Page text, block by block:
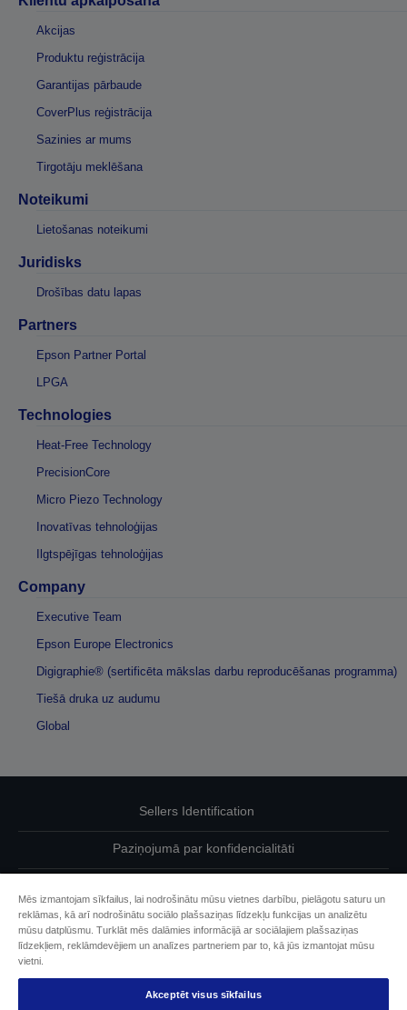
Akcijas
Produktu reģistrācija
Garantijas pārbaude
CoverPlus reģistrācija
Sazinies ar mums
Tirgotāju meklēšana
Noteikumi
Lietošanas noteikumi
Juridisks
Drošības datu lapas
Partners
Epson Partner Portal
LPGA
Technologies
Heat-Free Technology
PrecisionCore
Micro Piezo Technology
Inovatīvas tehnoloģijas
Ilgtspējīgas tehnoloģijas
Company
Executive Team
Epson Europe Electronics
Digigraphie® (sertificēta mākslas darbu reproducēšanas programma)
Tiešā druka uz audumu
Global
Sellers Identification
Paziņojumā par konfidencialitāti
Sazinieties ar mums par saviem datiem
Epson apņemšanās pieejamības nodrošināšanā
Mēs izmantojam sīkfailus, lai nodrošinātu mūsu vietnes darbību, pielāgotu saturu un
reklāmas, kā arī nodrošinātu sociālo plašsaziņas līdzekļu funkcijas un analizētu
mūsu datplūsmu. Turklāt mēs dalāmies informācijā ar sociālajiem plašsaziņas
līdzekļiem, reklāmdevējiem un analīzes partneriem par to, kā jūs izmantojat mūsu
vietni.
Akceptēt visus sīkfailus